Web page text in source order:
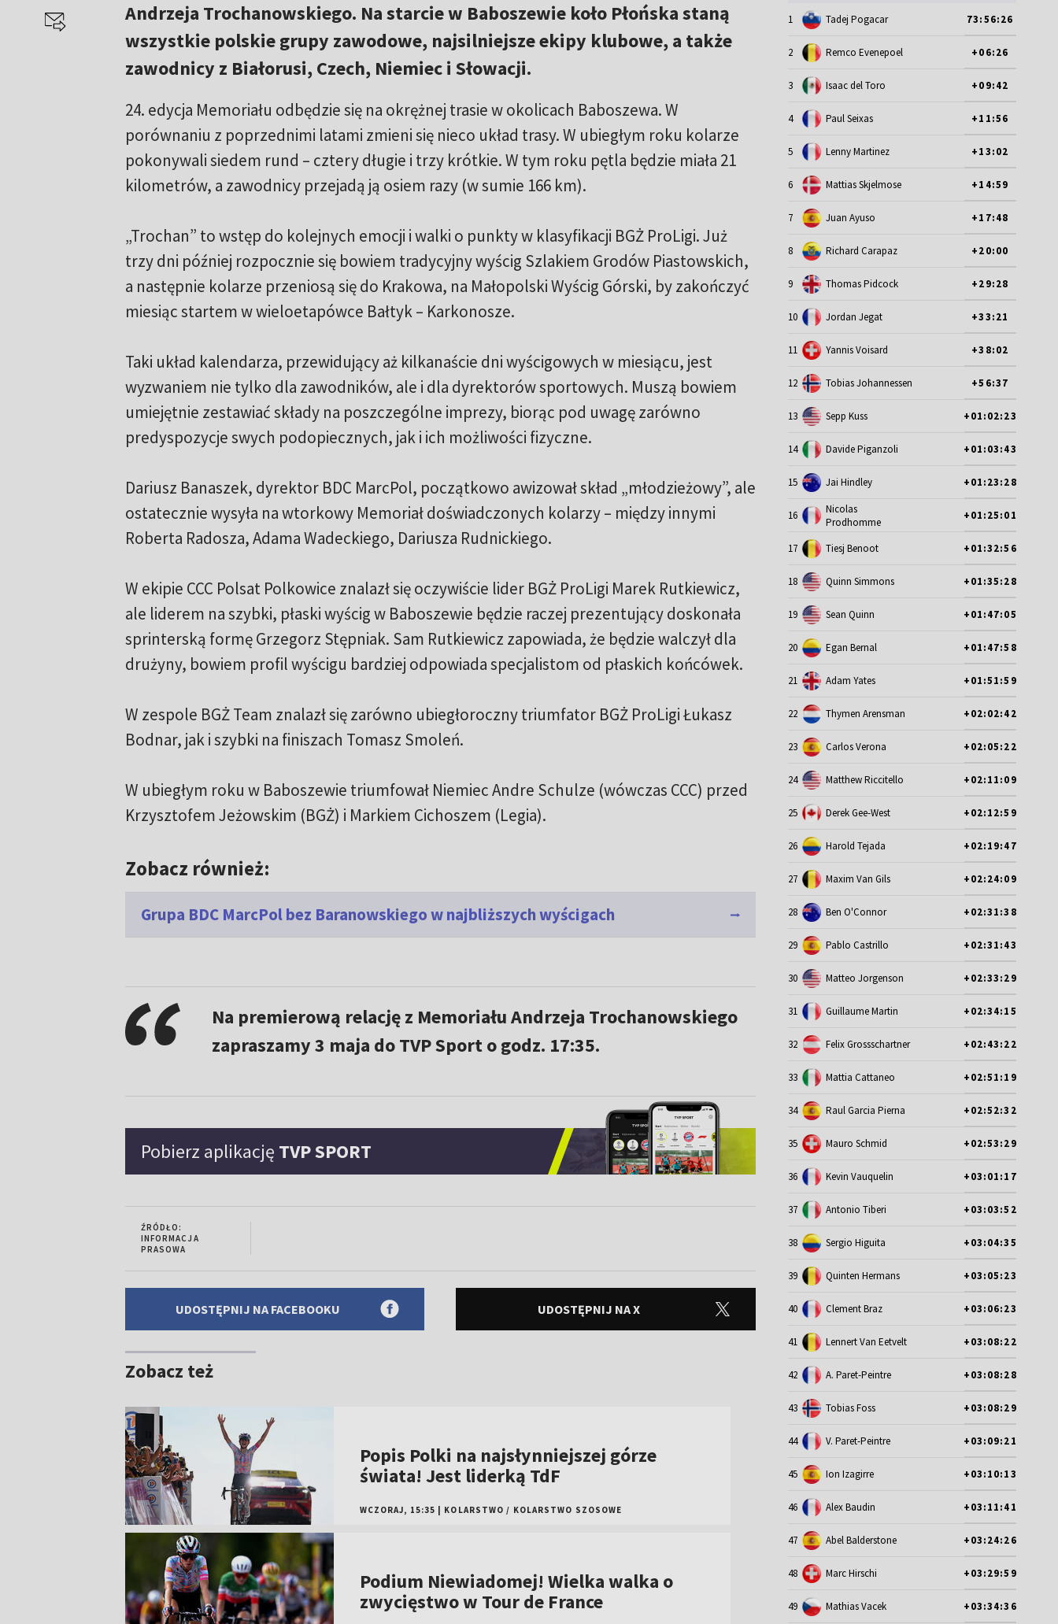
Andrzeja Trochanowskiego. Na starcie w Baboszewie koło Płońska staną
wszystkie polskie grupy zawodowe, najsilniejsze ekipy klubowe, a także
zawodnicy z Białorusi, Czech, Niemiec i Słowacji.
24. edycja Memoriału odbędzie się na okrężnej trasie w okolicach Baboszewa. W
porównaniu z poprzednimi latami zmieni się nieco układ trasy. W ubiegłym roku kolarze
pokonywali siedem rund – cztery długie i trzy krótkie. W tym roku pętla będzie miała 21
kilometrów, a zawodnicy przejadą ją osiem razy (w sumie 166 km).
„Trochan” to wstęp do kolejnych emocji i walki o punkty w klasyfikacji BGŻ ProLigi. Już
trzy dni później rozpocznie się bowiem tradycyjny wyścig Szlakiem Grodów Piastowskich,
a następnie kolarze przeniosą się do Krakowa, na Małopolski Wyścig Górski, by zakończyć
miesiąc startem w wieloetapówce Bałtyk – Karkonosze.
Taki układ kalendarza, przewidujący aż kilkanaście dni wyścigowych w miesiącu, jest
wyzwaniem nie tylko dla zawodników, ale i dla dyrektorów sportowych. Muszą bowiem
umiejętnie zestawiać składy na poszczególne imprezy, biorąc pod uwagę zarówno
predyspozycje swych podopiecznych, jak i ich możliwości fizyczne.
Dariusz Banaszek, dyrektor BDC MarcPol, początkowo awizował skład „młodzieżowy”, ale
ostatecznie wysyła na wtorkowy Memoriał doświadczonych kolarzy – między innymi
Roberta Radosza, Adama Wadeckiego, Dariusza Rudnickiego.
W ekipie CCC Polsat Polkowice znalazł się oczywiście lider BGŻ ProLigi Marek Rutkiewicz,
ale liderem na szybki, płaski wyścig w Baboszewie będzie raczej prezentujący doskonała
sprinterską formę Grzegorz Stępniak. Sam Rutkiewicz zapowiada, że będzie walczył dla
drużyny, bowiem profil wyścigu bardziej odpowiada specjalistom od płaskich końcówek.
W zespole BGŻ Team znalazł się zarówno ubiegłoroczny triumfator BGŻ ProLigi Łukasz
Bodnar, jak i szybki na finiszach Tomasz Smoleń.
W ubiegłym roku w Baboszewie triumfował Niemiec Andre Schulze (wówczas CCC) przed
Krzysztofem Jeżowskim (BGŻ) i Markiem Cichoszem (Legia).
Zobacz również:
Grupa BDC MarcPol bez Baranowskiego w najbliższych wyścigach
Na premierową relację z Memoriału Andrzeja Trochanowskiego
zapraszamy 3 maja do TVP Sport o godz. 17:35.
Pobierz aplikację TVP SPORT
ŹRÓDŁO:
INFORMACJA
PRASOWA
UDOSTĘPNIJ NA FACEBOOKU UDOSTĘPNIJ NA X
Zobacz też
Popis Polki na najsłynniejszej górze
świata! Jest liderką TdF
WCZORAJ, 15:35 KOLARSTWO / KOLARSTWO SZOSOWE
Podium Niewiadomej! Wielka walka o
zwycięstwo w Tour de France
1 Tadej Pogacar 73:56:26
2 Remco Evenepoel +06:26
3 Isaac del Toro +09:42
4 Paul Seixas +11:56
5 Lenny Martinez +13:02
6 Mattias Skjelmose +14:59
7 Juan Ayuso +17:48
8 Richard Carapaz +20:00
9 Thomas Pidcock +29:28
10 Jordan Jegat +33:21
11 Yannis Voisard +38:02
12 Tobias Johannessen +56:37
13 Sepp Kuss +01:02:23
14 Davide Piganzoli +01:03:43
15 Jai Hindley +01:23:28
16
Nicolas
Prodhomme
+01:25:01
17 Tiesj Benoot +01:32:56
18 Quinn Simmons +01:35:28
19 Sean Quinn +01:47:05
20 Egan Bernal +01:47:58
21 Adam Yates +01:51:59
22 Thymen Arensman +02:02:42
23 Carlos Verona +02:05:22
24 Matthew Riccitello +02:11:09
25 Derek Gee-West +02:12:59
26 Harold Tejada +02:19:47
27 Maxim Van Gils +02:24:09
28 Ben O'Connor +02:31:38
29 Pablo Castrillo +02:31:43
30 Matteo Jorgenson +02:33:29
31 Guillaume Martin +02:34:15
32 Felix Grossschartner +02:43:22
33 Mattia Cattaneo +02:51:19
34 Raul Garcia Pierna +02:52:32
35 Mauro Schmid +02:53:29
36 Kevin Vauquelin +03:01:17
37 Antonio Tiberi +03:03:52
38 Sergio Higuita +03:04:35
39 Quinten Hermans +03:05:23
40 Clement Braz +03:06:23
41 Lennert Van Eetvelt +03:08:22
42 A. Paret-Peintre +03:08:28
43 Tobias Foss +03:08:29
44 V. Paret-Peintre +03:09:21
45 Ion Izagirre +03:10:13
46 Alex Baudin +03:11:41
47 Abel Balderstone +03:24:26
48 Marc Hirschi +03:29:59
49 Mathias Vacek +03:34:36